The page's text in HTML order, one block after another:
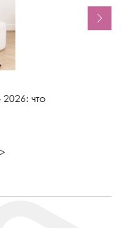
что